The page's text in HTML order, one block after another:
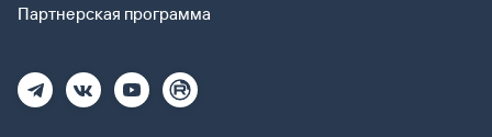
Партнерская программа